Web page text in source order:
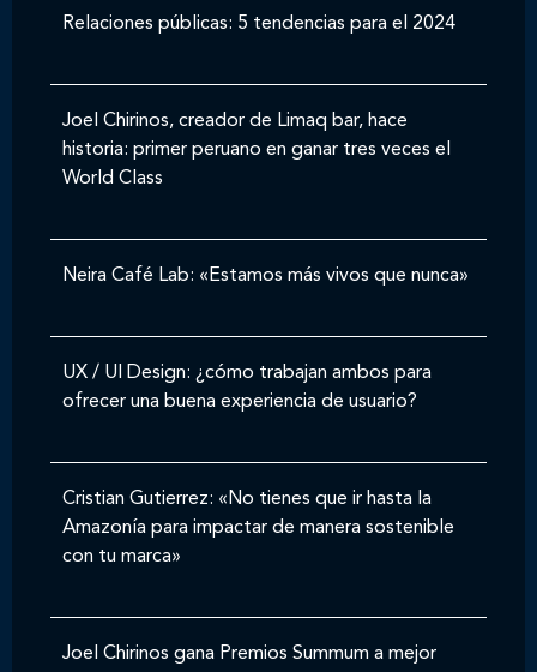
Relaciones públicas: 5 tendencias para el 2024
Joel Chirinos, creador de Limaq bar, hace
historia: primer peruano en ganar tres veces el
World Class
Neira Café Lab: «Estamos más vivos que nunca»
UX / UI Design: ¿cómo trabajan ambos para
ofrecer una buena experiencia de usuario?
Cristian Gutierrez: «No tienes que ir hasta la
Amazonía para impactar de manera sostenible
con tu marca»
Joel Chirinos gana Premios Summum a mejor